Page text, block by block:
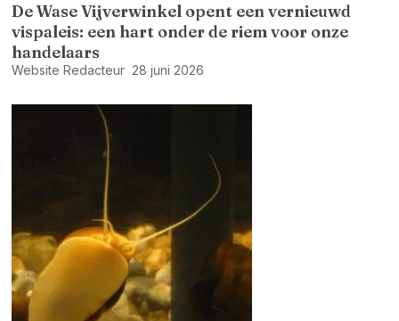
De Wase Vijverwinkel opent een vernieuwd
vispaleis: een hart onder de riem voor onze
handelaars
Website Redacteur 28 juni 2026